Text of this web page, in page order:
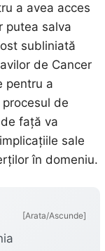
a avea acces
putea salva
subliniată
de Cancer
pentru a
de
față va
sale
în domeniu.
[Arata/Ascunde]